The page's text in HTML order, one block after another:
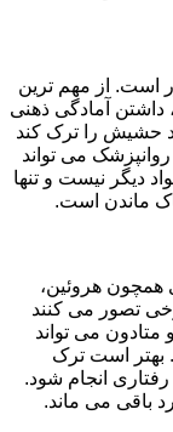
است. از مهم ترین
داشتن آمادگی ذهنی
حشیش را ترک کند
می تواند
دیگر نیست و تنها
ماندن است.
همچون هروئین،
تصور می کنند
متادون می تواند
بهتر است ترک
رفتاری انجام شود.
باقی می ماند.